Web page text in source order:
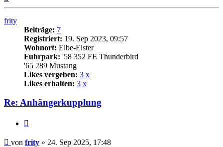
frity
Beiträge: 7
Registriert: 19. Sep 2023, 09:57
Wohnort: Elbe-Elster
Fuhrpark: '58 352 FE Thunderbird
'65 289 Mustang
Likes vergeben: 3 x
Likes erhalten: 3 x
Re: Anhängerkupplung
Beitrag
von frity » 24. Sep 2025, 17:48